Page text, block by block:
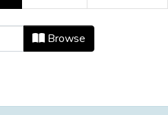
by Author
Browse